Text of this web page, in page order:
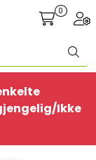
0
Ikke